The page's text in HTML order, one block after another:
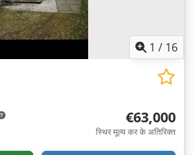
1 / 16
€63,000
स्थिर मूल्य कर के अतिरिक्त